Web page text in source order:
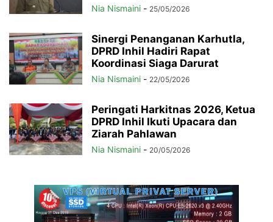
Nia Nismaini - 25/05/2026
Sinergi Penanganan Karhutla,
DPRD Inhil Hadiri Rapat
Koordinasi Siaga Darurat
Nia Nismaini - 22/05/2026
Peringati Harkitnas 2026, Ketua
DPRD Inhil Ikuti Upacara dan
Ziarah Pahlawan
Nia Nismaini - 20/05/2026